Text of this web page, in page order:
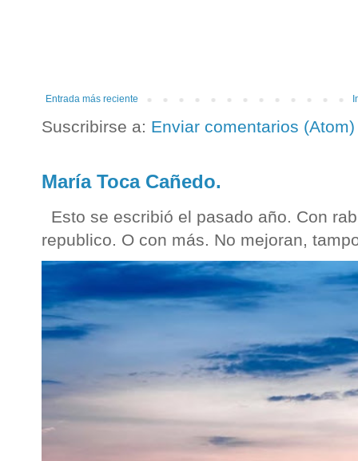
Entrada más reciente
Suscribirse a: Enviar comentarios (Atom)
María Toca Cañedo.
Esto se escribió el pasado año. Con
republico. O con más. No mejoran,